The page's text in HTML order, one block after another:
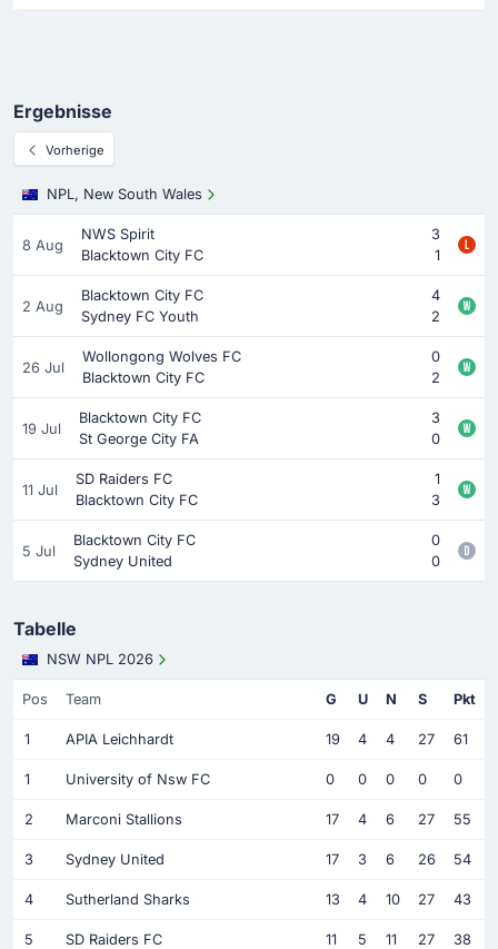
Ergebnisse
Vorherige
NPL, New South Wales
8 Aug
NWS Spirit
3
Blacktown City FC
1
2 Aug
Blacktown City FC
4
Sydney FC Youth
2
26 Jul
Wollongong Wolves FC
0
Blacktown City FC
2
19 Jul
Blacktown City FC
3
St George City FA
0
11 Jul
SD Raiders FC
1
Blacktown City FC
3
5 Jul
Blacktown City FC
0
Sydney United
0
Tabelle
NSW NPL 2026
Pos Team G U N S Pkt
1 APIA Leichhardt 19 4 4 27 61
1 University of Nsw FC 0 0 0 0 0
2 Marconi Stallions 17 4 6 27 55
3 Sydney United 17 3 6 26 54
4 Sutherland Sharks 13 4 10 27 43
5 SD Raiders FC 11 5 11 27 38